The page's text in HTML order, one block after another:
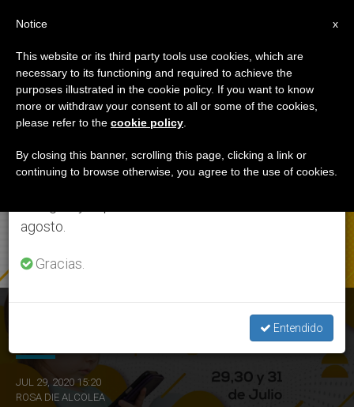
ETIQUETA
Posts Tagged
‘pantalla’
ÚLTIMAS NOTICIAS
JUL 29, 2020 15:20
ROSA DIE ALCOLEA
×
Aviso importante
Del 27 de julio al 7 de agosto haremos la pausa
anual, aprovechando que en el periodo de verano
se generan menos informaciones y también el
agosto.
Gracias.
Entendido
x
Notice
This website or its third party tools use cookies, which are
necessary to its functioning and required to achieve the
purposes illustrated in the cookie policy. If you want to know
more or withdraw your consent to all or some of the cookies,
please refer to the cookie policy
By closing this banner, scrolling this page, clicking a link or
continuing to browse otherwise, you agree to the use of cookies.